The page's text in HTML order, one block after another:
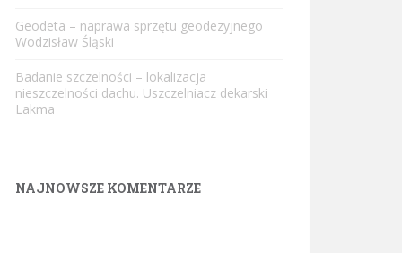
Geodeta – naprawa sprzętu geodezyjnego
Wodzisław Śląski
Badanie szczelności – lokalizacja
nieszczelności dachu. Uszczelniacz dekarski
Lakma
NAJNOWSZE KOMENTARZE